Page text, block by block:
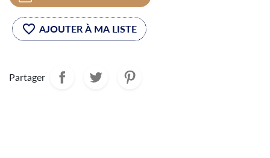
favorite_border
Partager